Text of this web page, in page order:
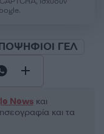
ΓΕΛ
News και
και τα